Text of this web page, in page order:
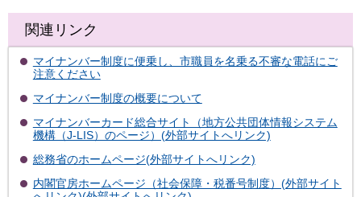
関連リンク
マイナンバー制度に便乗し、市職員を名乗る不審な電話にご
注意ください
マイナンバー制度の概要について
マイナンバーカード総合サイト（地方公共団体情報システム
機構（J-LIS）のページ）(外部サイトへリンク)
総務省のホームページ(外部サイトへリンク)
内閣官房ホームページ（社会保障・税番号制度）(外部サイト